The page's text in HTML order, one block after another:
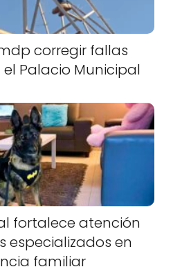
corregir fallas
Palacio Municipal
fortalece atención
especializados en
familiar